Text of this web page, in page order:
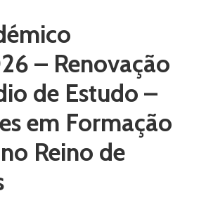
– Renovação
de Estudo –
em Formação
Reino de